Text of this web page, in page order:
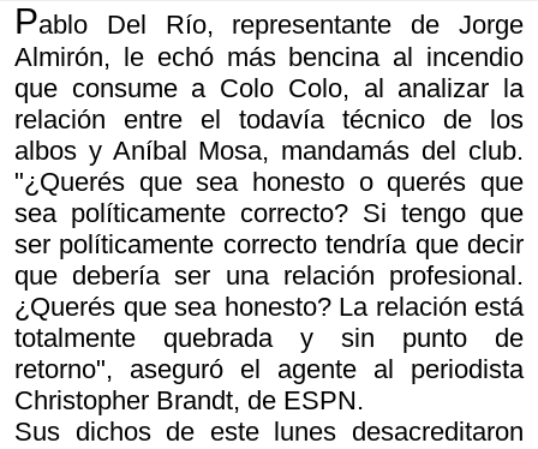
Pablo Del Río, representante de Jorge
Almirón, le echó más bencina al incendio
que consume a Colo Colo, al analizar la
relación entre el todavía técnico de los
albos y Aníbal Mosa, mandamás del club.
"¿Querés que sea honesto o querés que
sea políticamente correcto? Si tengo que
ser políticamente correcto tendría que decir
que debería ser una relación profesional.
¿Querés que sea honesto? La relación está
totalmente quebrada y sin punto de
retorno", aseguró el agente al periodista
Christopher Brandt, de ESPN.
Sus dichos de este lunes desacreditaron